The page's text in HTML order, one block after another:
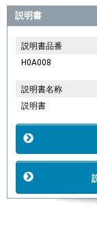
説明書
説明書品番
H0A008
説明書名称
説明書